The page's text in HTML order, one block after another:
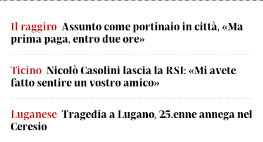
Il raggiro Assunto come portinaio in città, «Ma
prima paga, entro due ore»
Ticino Nicolò Casolini lascia la RSI: «Mi avete
fatto sentire un vostro amico»
Luganese Tragedia a Lugano, 25.enne annega nel
Ceresio